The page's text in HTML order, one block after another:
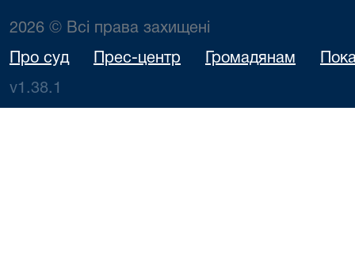
2026 © Всі права захищені
Про суд Прес-центр Громадянам
v1.38.1